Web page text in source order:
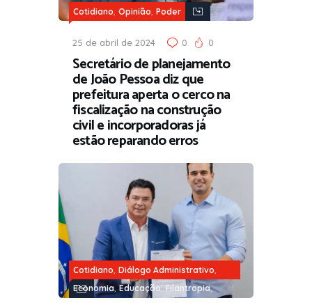
Cotidiano, Opinião, Poder
25 de abril de 2024 0 0
Secretário de planejamento
de João Pessoa diz que
prefeitura aperta o cerco na
fiscalização na construção
civil e incorporadoras já
estão reparando erros
Cotidiano, Diálogo Administrativo,
Economia,Educação, Filantropia,